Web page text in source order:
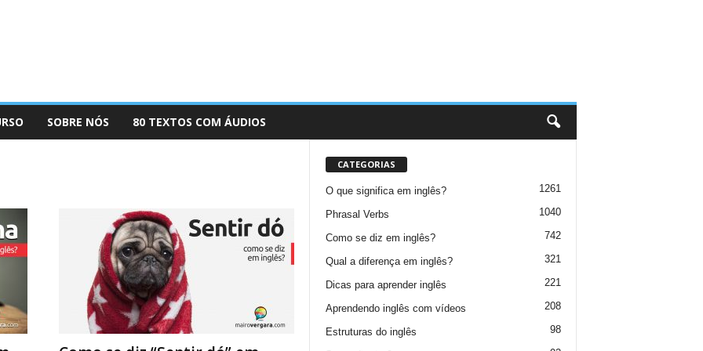
SOBRE NÓS 80 TEXTOS COM ÁUDIOS
CATEGORIAS
O que significa em inglês? 1261
Phrasal Verbs 1040
Como se diz em inglês? 742
Qual a diferença em inglês? 321
Dicas para aprender inglês 221
Aprendendo inglês com vídeos 208
Estruturas do inglês 98